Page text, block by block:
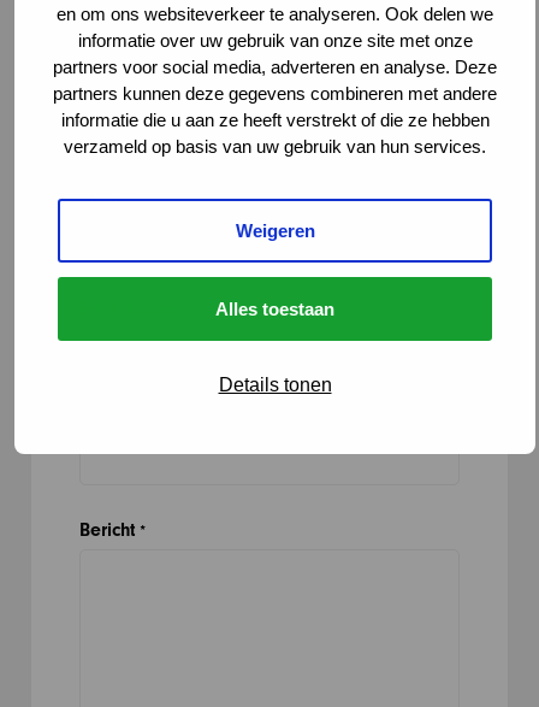
en om ons websiteverkeer te analyseren. Ook delen we
informatie over uw gebruik van onze site met onze
partners voor social media, adverteren en analyse. Deze
partners kunnen deze gegevens combineren met andere
informatie die u aan ze heeft verstrekt of die ze hebben
verzameld op basis van uw gebruik van hun services.
Weigeren
Alles toestaan
Details tonen
Steenbergen
" geeft vereiste velden aan
Naam *
Bericht *